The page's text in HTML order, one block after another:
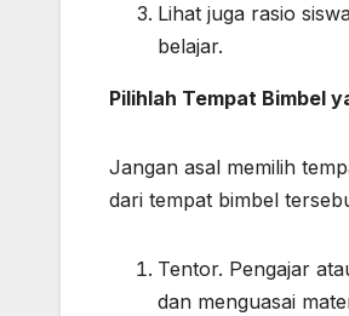
Lihat juga rasio
belajar.
Pilihlah Tempat Bimbel
Jangan asal memilih
dari tempat bimbel
Tentor. Pengajar
dan menguasai